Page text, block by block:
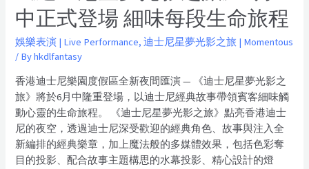
中正式登場 細味每段生命旅程
娛樂表演 | Live Performance,迪士尼星夢光影之旅 | Momentous
/ Byhkdlfantasy
香港迪士尼樂園度假區全新夜間匯演 — 《迪士尼星夢光影之
旅》將於6月中隆重登場，以迪士尼經典故事帶領賓客細味觸
動心靈的生命旅程。 《迪士尼星夢光影之旅》點亮香港迪士
尼的夜空，透過迪士尼深受歡迎的經典角色、故事與注入全
新編排的經典樂章，加上魔法般的多媒體效果，包括色彩奪
目的投影、配合故事主題構思的水幕投影、精心設計的燈